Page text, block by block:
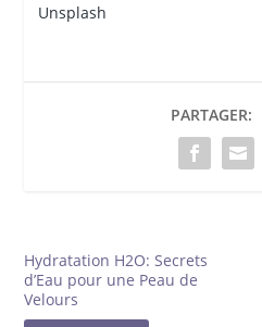
Unsplash
PARTAGER:
Hydratation H2O: Secrets
d’Eau pour une Peau de
Velours